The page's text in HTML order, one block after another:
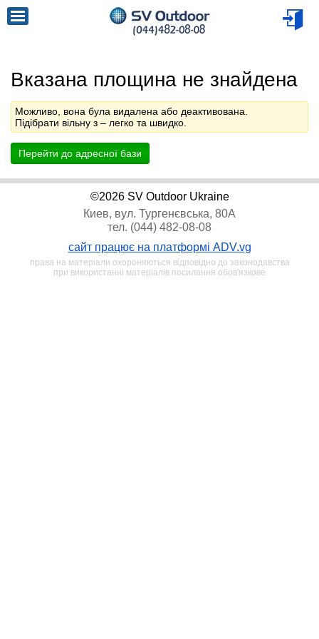
Вказана площина не знайдена
Можливо, вона була видалена або деактивована.
Підібрати вільну з – легко та швидко.
Перейти до адресної бази
©2026 SV Outdoor Ukraine
Киев, вул. Тургенєвська, 80А
тел. (044) 482-08-08
сайт працює на платформі ADV.vg
права на матеріали охороняються відповідно до законодавства
при використанні матеріалів посилання обов'язкове